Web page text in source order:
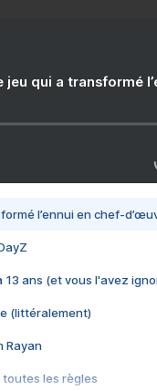
jeu qui a transformé
l’ennui en chef-
13 ans (et vous l'avez
(littéralement)
Rayan
toutes les règles